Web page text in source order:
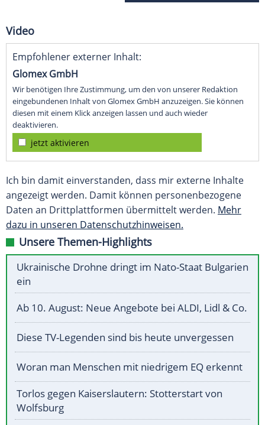
Video
Empfohlener externer Inhalt:
Glomex GmbH
Wir benötigen Ihre Zustimmung, um den von unserer Redaktion
eingebundenen Inhalt von Glomex GmbH anzuzeigen. Sie können
diesen mit einem Klick anzeigen lassen und auch wieder
deaktivieren.
jetzt aktivieren
Ich bin damit einverstanden, dass mir externe Inhalte
angezeigt werden. Damit können personenbezogene
Daten an Drittplattformen übermittelt werden. Mehr
dazu in unseren Datenschutzhinweisen.
Unsere Themen-Highlights
Ukrainische Drohne dringt im Nato-Staat Bulgarien
ein
Ab 10. August: Neue Angebote bei ALDI, Lidl & Co.
Diese TV-Legenden sind bis heute unvergessen
Woran man Menschen mit niedrigem EQ erkennt
Torlos gegen Kaiserslautern: Stotterstart von
Wolfsburg